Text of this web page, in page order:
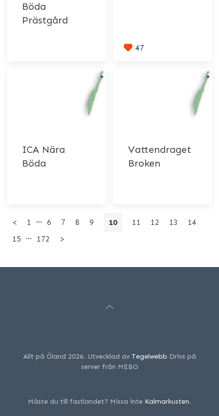
Böda
Prästgård
47
ICA Nära
Böda
Vattendraget
Broken
< 1 … 6 7 8 9 10 11 12 13
14
15
… 172 >
Allt på Öland 2026. Utvecklad av Tegelwebb Drivs på
server från MEBO
Måste du till fastlandet? Missa inte Kalmarkusten.